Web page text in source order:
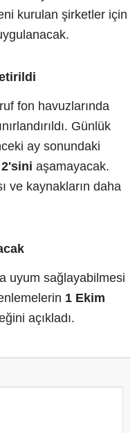
kurulan şirketler için
fon havuzlarında
Günlük
ay sonundaki
aşamayacak.
ve kaynakların daha
uyum sağlayabilmesi
1 Ekim
açıkladı.